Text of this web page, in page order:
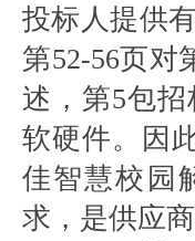
投标人提供
第52-56页对
述，第5包
软硬件。因
佳智慧校园
求，是供应